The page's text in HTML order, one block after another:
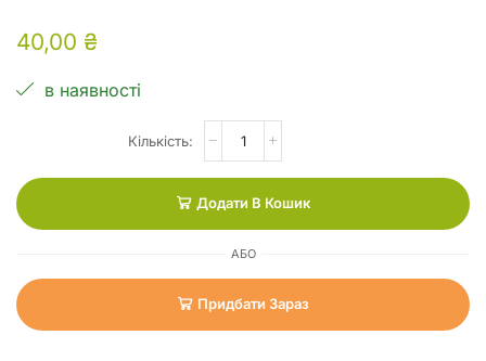
40,00 ₴
в наявності
Додати В Кошик
АБО
Придбати Зараз